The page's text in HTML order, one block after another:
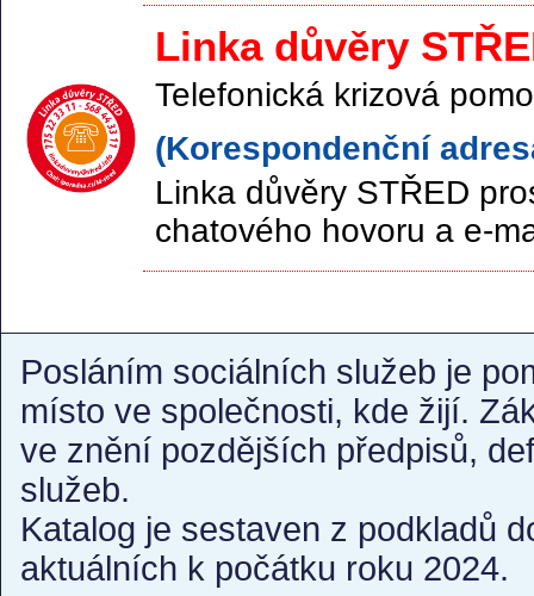
Linka důvěry
Telefonická krizová
(Korespondenční
Linka důvěry STŘED
chatového hovoru a e-
Posláním sociálních služeb je
místo ve společnosti, kde žijí.
ve znění pozdějších předpisů,
služeb.
Katalog je sestaven z podkladů
aktuálních k počátku roku 2024.